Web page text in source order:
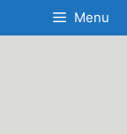
Menu